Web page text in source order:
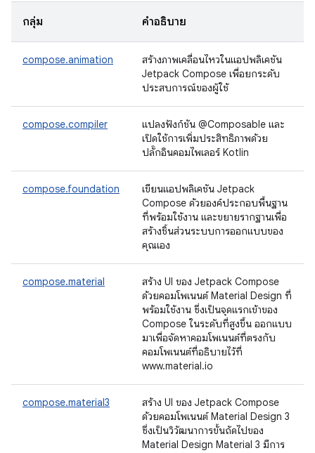
กลุ่ม คำอธิบาย
compose.animation
สร้างภาพเคลื่อนไหวในแอปพลิเคชัน
Jetpack Compose เพื่อยกระดับ
ประสบการณ์ของผู้ใช้
compose.compiler
แปลงฟังก์ชัน @Composable และ
เปิดใช้การเพิ่มประสิทธิภาพด้วย
ปลั๊กอินคอมไพเลอร์ Kotlin
compose.foundation
เขียนแอปพลิเคชัน Jetpack
Compose ด้วยองค์ประกอบพื้นฐาน
ที่พร้อมใช้งาน และขยายรากฐานเพื่อ
สร้างชิ้นส่วนระบบการออกแบบของ
คุณเอง
compose.material
สร้าง UI ของ Jetpack Compose
ด้วยคอมโพเนนต์ Material Design ที่
พร้อมใช้งาน ซึ่งเป็นจุดแรกเข้าของ
Compose ในระดับที่สูงขึ้น ออกแบบ
มาเพื่อจัดหาคอมโพเนนต์ที่ตรงกับ
คอมโพเนนต์ที่อธิบายไว้ที่
www.material.io
compose.material3
สร้าง UI ของ Jetpack Compose
ด้วยคอมโพเนนต์ Material Design 3
ซึ่งเป็นวิวัฒนาการขั้นถัดไปของ
Material Design Material 3 มีการ